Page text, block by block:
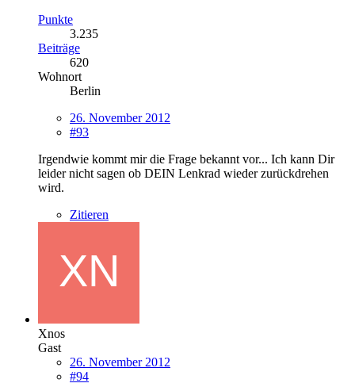
Punkte
3.235
Beiträge
620
Wohnort
Berlin
26. November 2012
#93
Irgendwie kommt mir die Frage bekannt vor... Ich kann Dir
leider nicht sagen ob DEIN Lenkrad wieder zurückdrehen
wird.
Zitieren
Xnos
Gast
26. November 2012
#94